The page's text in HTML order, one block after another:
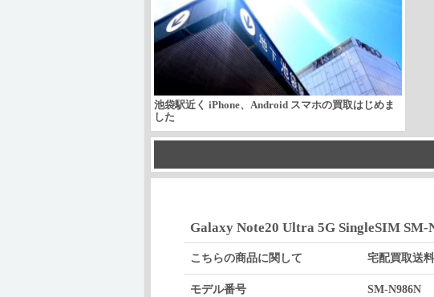
池袋駅近く iPhone、Android スマホの買取はじめま
した
Galaxy Note20 Ultra 5G SingleSIM SM-
こちらの商品に関して 宅配買取送
モデル番号 SM-N986N